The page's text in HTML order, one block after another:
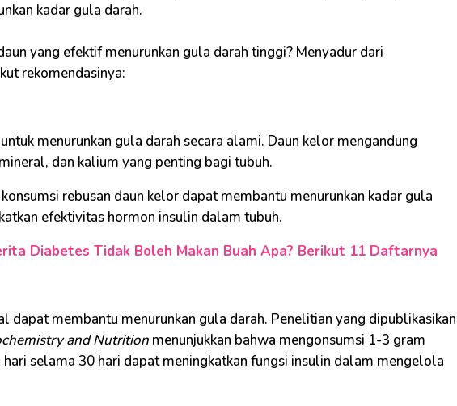
kadar gula darah.
yang efektif menurunkan gula darah tinggi? Menyadur dari
rekomendasinya:
menurunkan gula darah secara alami. Daun kelor mengandung
dan kalium yang penting bagi tubuh.
rebusan daun kelor dapat membantu menurunkan kadar gula
efektivitas hormon insulin dalam tubuh.
Diabetes Tidak Boleh Makan Buah Apa? Berikut 11 Daftarnya
dapat membantu menurunkan gula darah. Penelitian yang dipublikasikan
and Nutrition menunjukkan bahwa mengonsumsi 1-3 gram
selama 30 hari dapat meningkatkan fungsi insulin dalam mengelola